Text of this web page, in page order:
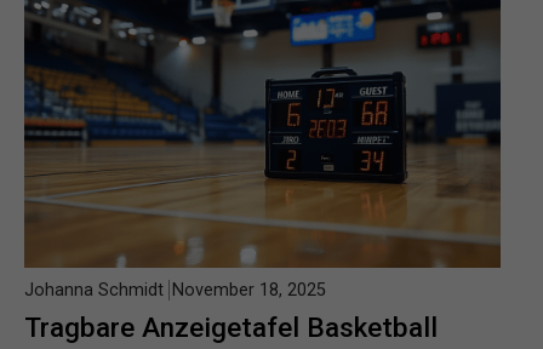
Tragbare Anzeigetafel Basketball
Johanna Schmidt November 18, 2025